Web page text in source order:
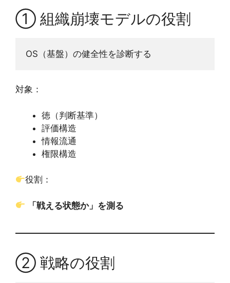
① 組織崩壊モデルの役割
OS（基盤）の健全性を診断する
対象：
徳（判断基準）
評価構造
情報流通
権限構造
役割：
「戦える状態か」を測る
② 戦略の役割